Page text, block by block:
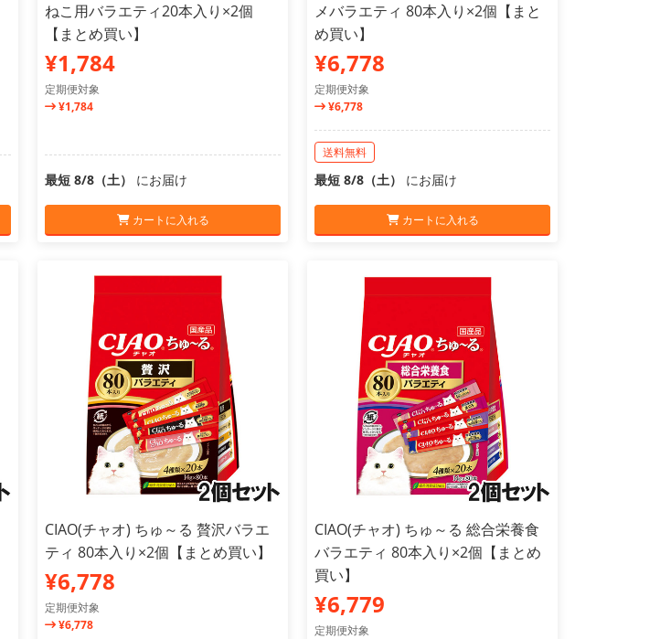
ねこ用バラエティ20本入り×2個
【まとめ買い】
¥1,784
定期便対象
¥1,784
最短 8/8（土） にお届け
カートに入れる
メバラエティ 80本入り×2個【まと
め買い】
¥6,778
定期便対象
¥6,778
送料無料
最短 8/8（土） にお届け
カートに入れる
CIAO(チャオ) ちゅ～る 贅沢バラエ
ティ 80本入り×2個【まとめ買い】
¥6,778
定期便対象
¥6,778
CIAO(チャオ) ちゅ～る 総合栄養食
バラエティ 80本入り×2個【まとめ
買い】
¥6,779
定期便対象